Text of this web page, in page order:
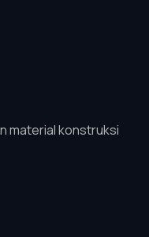
material konstruksi